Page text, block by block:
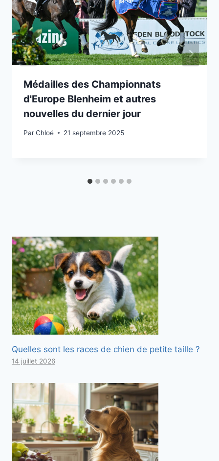
Médailles des Championnats
d'Europe Blenheim et autres
nouvelles du dernier jour
ParChloé 21 septembre 2025
Quelles sont les races de chien de petite taille ?
14 juillet 2026